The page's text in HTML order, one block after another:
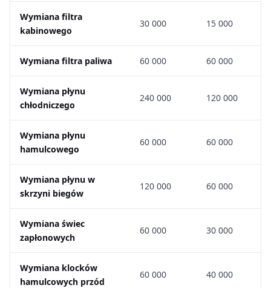
Wymiana filtra
kabinowego
30 000 15 000
Wymiana filtra paliwa 60 000 60 000
Wymiana płynu
chłodniczego
240 000 120 000
Wymiana płynu
hamulcowego
60 000 60 000
Wymiana płynu w
skrzyni biegów
120 000 60 000
Wymiana świec
zapłonowych
60 000 30 000
Wymiana klocków
hamulcowych przód
60 000 40 000